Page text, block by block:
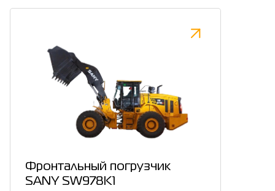
Фронтальный погрузчик
SANY SW978K1